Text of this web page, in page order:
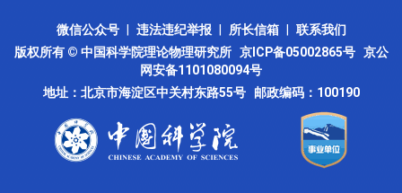
微信公众号 违法违纪举报 所长信箱
联系我们
版权所有 © 中国科学院理论物理研究所 京ICP备05002865号 京公
网安备1101080094号
地址：北京市海淀区中关村东路55号 邮政编码：100190